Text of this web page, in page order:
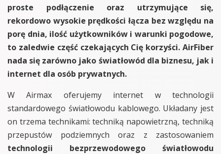
proste podłączenie oraz utrzymujące się,
rekordowo wysokie prędkości łącza bez względu na
porę dnia, ilość użytkowników i warunki pogodowe,
to zaledwie część czekających Cię korzyści. AirFiber
nada się zarówno jako światłowód dla biznesu, jak i
internet dla osób prywatnych.
W Airmax oferujemy internet w technologii
standardowego światłowodu kablowego. Układany jest
on trzema technikami: techniką napowietrzną, techniką
przepustów podziemnych oraz z zastosowaniem
technologii bezprzewodowego światłowodu